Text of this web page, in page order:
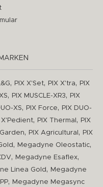
, PIX X'Set, PIX X'tra,
PIX
, PIX MUSCLE-XR3,
PIX
XS, PIX Force,
PIX DUO-
X'Pedient, PIX Thermal ,
PIX
, PIX Agricultural ,
PIX
, Megadyne Oleostatic,
, Megadyne Esaflex,
Linea Gold ,
Megadyne
, Megadyne Megasync